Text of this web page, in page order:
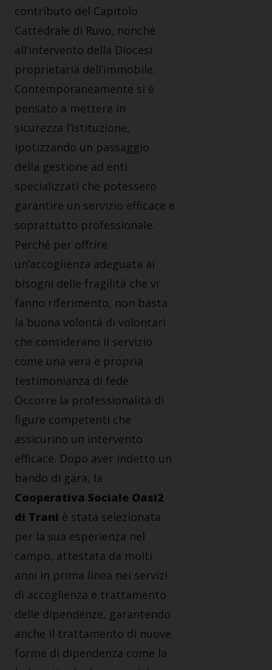
contributo del Capitolo
Cattedrale di Ruvo, nonché
all’intervento della Diocesi
proprietaria dell’immobile.
Contemporaneamente si è
pensato a mettere in
sicurezza l’istituzione,
ipotizzando un passaggio
della gestione ad enti
specializzati che potessero
garantire un servizio efficace e
soprattutto professionale.
Perché per offrire
un’accoglienza adeguata ai
bisogni delle fragilità che vi
fanno riferimento, non basta
la buona volontà di volontari
che considerano il servizio
come una vera e propria
testimonianza di fede.
Occorre la professionalità di
figure competenti che
assicurino un intervento
efficace. Dopo aver indetto un
bando di gara, la
Cooperativa Sociale Oasi2
di Trani è stata selezionata
per la sua esperienza nel
campo, attestata da molti
anni in prima linea nei servizi
di accoglienza e trattamento
delle dipendenze, garantendo
anche il trattamento di nuove
forme di dipendenza come la